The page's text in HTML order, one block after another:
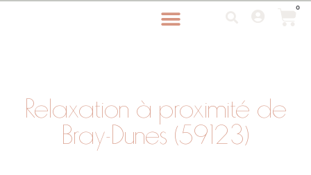
0
Relaxation à proximité de
Bray-Dunes (59123)